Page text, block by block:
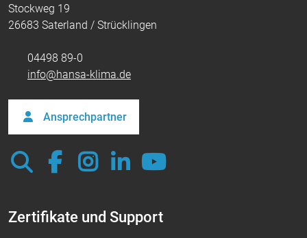
Stockweg 19
26683 Saterland / Strücklingen
04498 89-0
info@hansa-klima.de
Ansprechpartner
Zertifikate und Support